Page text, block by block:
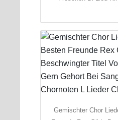
Gemischter Chor